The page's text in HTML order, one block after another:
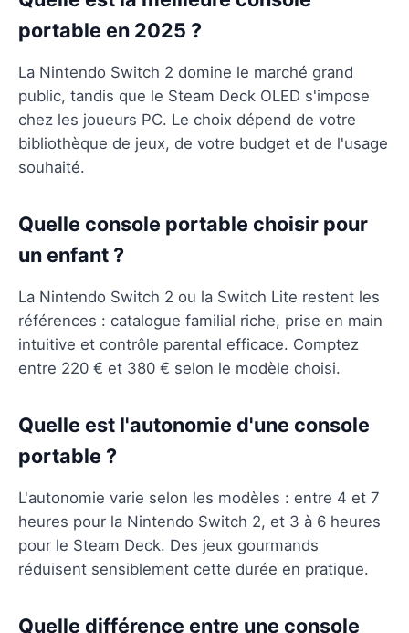
portable en 2025 ?
La Nintendo Switch 2 domine le marché grand
public, tandis que le Steam Deck OLED s'impose
chez les joueurs PC. Le choix dépend de votre
bibliothèque de jeux, de votre budget et de l'usage
souhaité.
Quelle console portable choisir pour
un enfant ?
La Nintendo Switch 2 ou la Switch Lite restent les
références : catalogue familial riche, prise en main
intuitive et contrôle parental efficace. Comptez
entre 220 € et 380 € selon le modèle choisi.
Quelle est l'autonomie d'une console
portable ?
L'autonomie varie selon les modèles : entre 4 et 7
heures pour la Nintendo Switch 2, et 3 à 6 heures
pour le Steam Deck. Des jeux gourmands
réduisent sensiblement cette durée en pratique.
Quelle différence entre une console